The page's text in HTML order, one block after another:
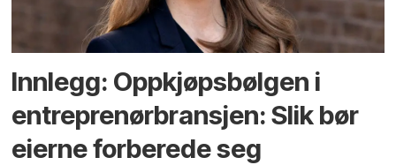
Innlegg: Oppkjøps­bølgen i
entreprenør­bransjen: Slik bør
eierne forberede seg